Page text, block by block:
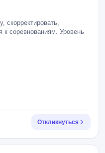
скорректировать,
к соревнованиям. Уровень
Откликнуться